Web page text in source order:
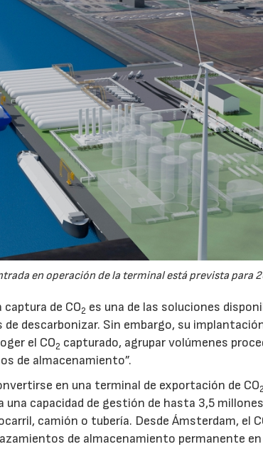
en operación de la terminal está prevista para
captura de CO2 es una de las soluciones
descarbonizar. Sin embargo, su
el CO2 capturado, agrupar volúmenes
de almacenamiento”.
en una terminal de exportación de CO
capacidad de gestión de hasta 3,5
camión o tubería. Desde Ámsterdam, el
de almacenamiento permanente en